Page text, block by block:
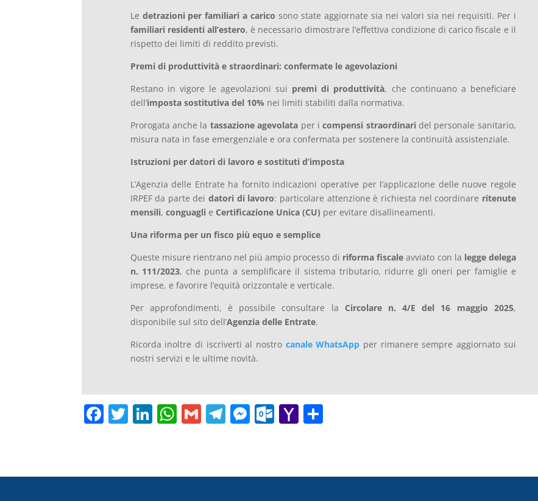
Le detrazioni per familiari a carico sono state aggiornate sia nei valori sia nei requisiti. Per i
familiari residenti all’estero, è necessario dimostrare l’effettiva condizione di carico fiscale e il
rispetto dei limiti di reddito previsti.
Premi di produttività e straordinari: confermate le agevolazioni
Restano in vigore le agevolazioni sui premi di produttività, che continuano a beneficiare
dell’imposta sostitutiva del 10% nei limiti stabiliti dalla normativa.
Prorogata anche la tassazione agevolata per icompensi straordinari del personale sanitario,
misura nata in fase emergenziale e ora confermata per sostenere la continuità assistenziale.
Istruzioni per datori di lavoro e sostituti d’imposta
L’Agenzia delle Entrate ha fornito indicazioni operative per l’applicazione delle nuove regole
IRPEF da parte deidatori di lavoro: particolare attenzione è richiesta nel coordinare ritenute
mensili, conguagli e Certificazione Unica (CU) per evitare disallineamenti.
Una riforma per un fisco più equo e semplice
Queste misure rientrano nel più ampio processo di riforma fiscale avviato con la legge delega
n. 111/2023, che punta a semplificare il sistema tributario, ridurre gli oneri per famiglie e
imprese, e favorire l’equità orizzontale e verticale.
Per approfondimenti, è possibile consultare la Circolare n. 4/E del 16 maggio 2025,
disponibile sul sito dell’Agenzia delle Entrate.
Ricorda inoltre di iscriverti al nostro canale WhatsApp per rimanere sempre aggiornato sui
nostri servizi e le ultime novità.
F
e
T
er
Li
e
W
s
G
l
T
gr
M
e
O
o
Y
o di